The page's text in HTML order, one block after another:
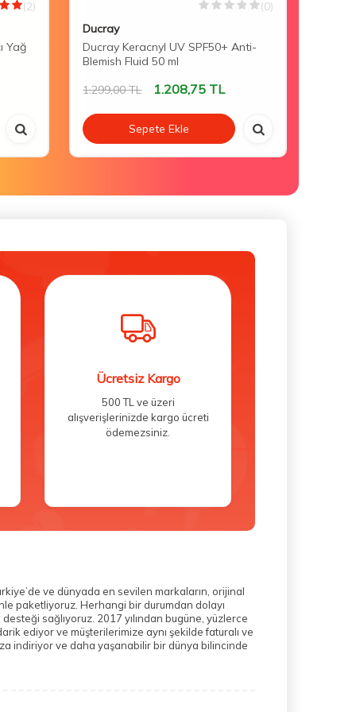
(2)
Yağ
(0)
Ducray
Ducray Keracnyl UV SPF50+ Anti-
Blemish Fluid 50 ml
1.299,00TL 1.208,75 TL
Sepete Ekle
Ücretsiz Kargo
500 TL ve üzeri
alışverişlerinizde kargo ücreti
ödemezsiniz.
ve dünyada en sevilen markaların, orijinal
paketliyoruz. Herhangi bir durumdan dolayı
sağlıyoruz. 2017 yılından bugüne, yüzlerce
ediyor ve müşterilerimize aynı şekilde faturalı ve
indiriyor ve daha yaşanabilir bir dünya bilincinde